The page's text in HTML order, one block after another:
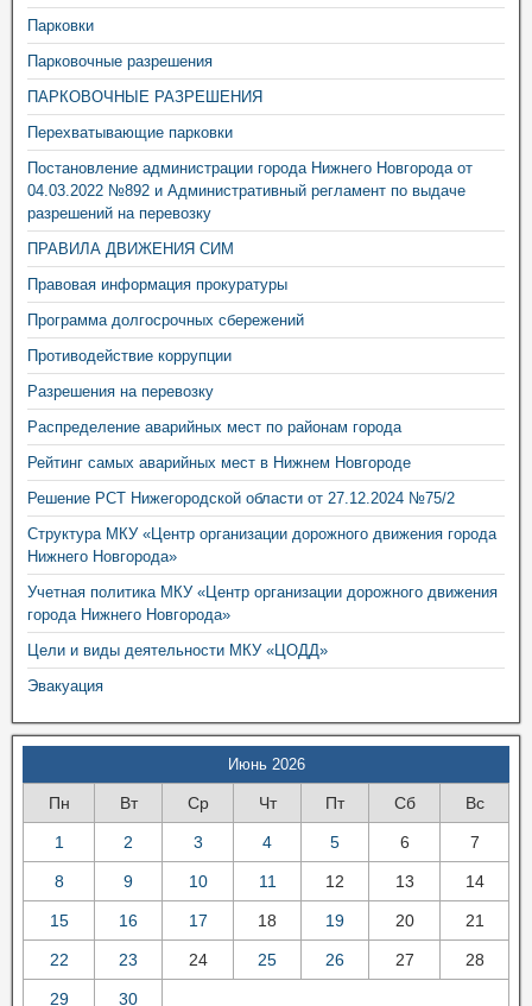
Парковки
Парковочные разрешения
ПАРКОВОЧНЫЕ РАЗРЕШЕНИЯ
Перехватывающие парковки
Постановление администрации города Нижнего Новгорода от
04.03.2022 №892 и Административный регламент по выдаче
разрешений на перевозку
ПРАВИЛА ДВИЖЕНИЯ СИМ
Правовая информация прокуратуры
Программа долгосрочных сбережений
Противодействие коррупции
Разрешения на перевозку
Распределение аварийных мест по районам города
Рейтинг самых аварийных мест в Нижнем Новгороде
Решение РСТ Нижегородской области от 27.12.2024 №75/2
Структура МКУ «Центр организации дорожного движения города
Нижнего Новгорода»
Учетная политика МКУ «Центр организации дорожного движения
города Нижнего Новгорода»
Цели и виды деятельности МКУ «ЦОДД»
Эвакуация
Июнь 2026
Пн Вт Ср Чт Пт Сб Вс
1 2 3 4 5 6 7
8 9 10 11 12 13 14
15 16 17 18 19 20 21
22 23 24 25 26 27 28
29 30